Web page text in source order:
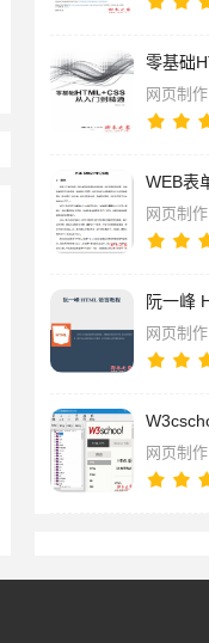
网页制作
网页制作
网页制作
网页制作